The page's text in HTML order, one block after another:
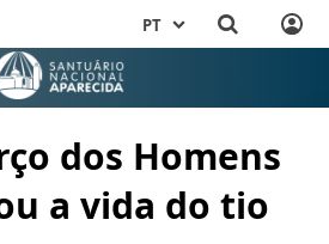
PT
dos Homens
a vida do tio